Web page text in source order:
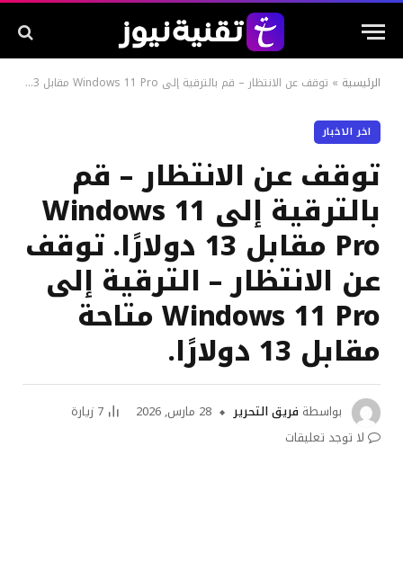
الرئيسية » توقف عن الانتظار – قم بالترقية إلى Windows 11 Pro مقابل 13 دولارًا. توقف عن الانتظار – الترقية إلى Windows 11 Pro متاحة مقابل 13 دولارًا.
اخر الاخبار
توقف عن الانتظار – قم
بالترقية إلى Windows 11
Pro مقابل 13 دولارًا. توقف
عن الانتظار – الترقية إلى
Windows 11 Pro متاحة
مقابل 13 دولارًا.
بواسطة فريق التحرير 28 مارس, 2026 7 زيارة
لا توجد تعليقات